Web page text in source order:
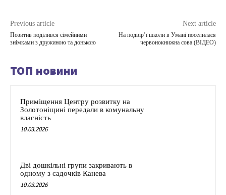
Previous article
Позитив поділився сімейними
знімками з дружиною та донькою
Next article
На подвірʼї школи в Умані поселилася
червонокнижна сова (ВІДЕО)
ТОП новини
Приміщення Центру розвитку на
Золотоніщині передали в комунальну
власність
10.03.2026
Дві дошкільні групи закривають в
одному з садочків Канева
10.03.2026